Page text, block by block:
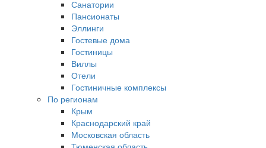
Санатории
Пансионаты
Эллинги
Гостевые дома
Гостиницы
Виллы
Отели
Гостиничные комплексы
По регионам
Крым
Краснодарский край
Московская область